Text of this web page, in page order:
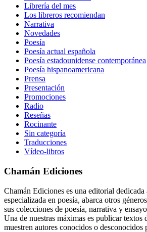
Librería del mes
Los libreros recomiendan
Narrativa
Novedades
Poesía
Poesía actual española
Poesía estadounidense contemporánea
Poesía hispanoamericana
Prensa
Presentación
Promociones
Radio
Reseñas
Rocinante
Sin categoría
Traducciones
Vídeo-libros
Chamán Ediciones
Chamán Ediciones es una editorial
especializada en poesía, abarca otros
sus colecciones de poesía, narrativa y
Una de nuestras máximas es publicar textos
muestren autores conocidos o desconocidos